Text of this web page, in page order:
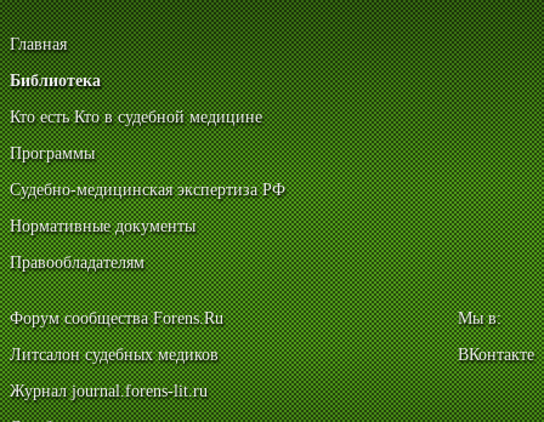
Главная
Библиотека
Кто есть Кто в судебной медицине
Программы
Судебно-медицинская экспертиза РФ
Нормативные документы
Правообладателям
Форум сообщества Forens.Ru
Литсалон судебных медиков
Журнал journal.forens-lit.ru
Мы в:
ВКонтакте